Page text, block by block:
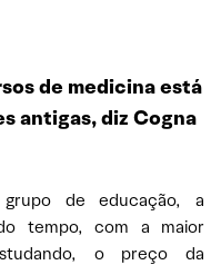
de medicina está
antigas, diz Cogna
de educação, a
tempo, com a maior
o preço da